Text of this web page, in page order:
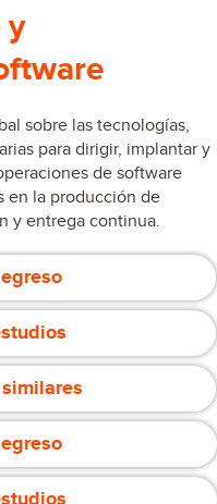
y
sobre las tecnologías,
para dirigir, implantar y
de software
en la producción de
y entrega continua.